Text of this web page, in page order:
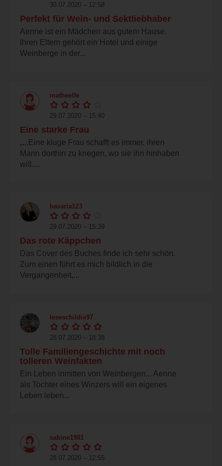
30.07.2020 – 12:58
Perfekt für Wein- und Sektliebhaber
Aenne ist ein Mädchen aus gutem Hause.
Ihren Eltern gehört ein Hotel und einige
Weinberge in der...
matheelfe
29.07.2020 – 15:40
Eine starke Frau
„...Eine kluge Frau schafft es immer, ihren
Mann dorthin zu kriegen, wo sie ihn hinhaben
will....
bavaria123
29.07.2020 – 15:39
Das rote Käppchen
Das Cover des Buches finde ich sehr schön.
Zum einen führt es mich bildlich in die
Vergangenheit,...
leseschildie97
28.07.2020 – 18:38
Tolle Familiengeschichte mit noch
tolleren Weinfakten
Ein Leben inmitten von Weinbergen... Aenne
als Tochter eines Winzers will ein eigenes
Leben leben...
sabine1981
28.07.2020 – 12:55